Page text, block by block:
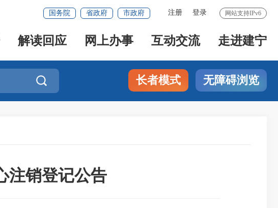
网站支持IPv6
注册 登录
国务院 省政府 市政府
解读回应 网上办事 互动交流 走进建宁
 长者模式 无障碍浏览
注销登记公告